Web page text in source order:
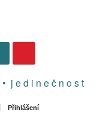
j e d i n e č n o s t
Přihlášení